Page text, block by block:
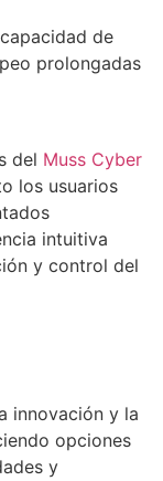
de
prolongadas
del Muss Cyber
los usuarios
intuitiva
y control del
innovación y la
opciones
y